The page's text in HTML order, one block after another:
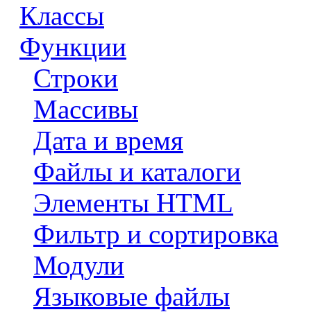
Классы
Функции
Строки
Массивы
Дата и время
Файлы и каталоги
Элементы HTML
Фильтр и сортировка
Модули
Языковые файлы